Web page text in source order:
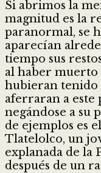
Si abrimos la
magnitud es la
paranormal, se
aparecían
tiempo sus
al haber
hubieran tenido
aferraran a este
negándose a su
de ejemplos es
Tlatelolco, un
explanada de la
después de un